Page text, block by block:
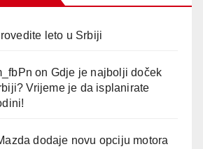
leto u Srbiji
on Gdje je najbolji doček
Vrijeme je da isplanirate
dodaje novu opciju motora